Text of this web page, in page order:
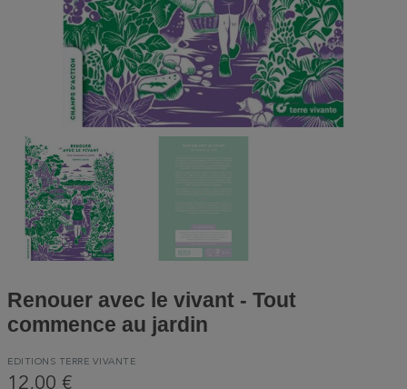
Renouer avec le vivant - Tout
commence au jardin
EDITIONS TERRE VIVANTE
12,00 €